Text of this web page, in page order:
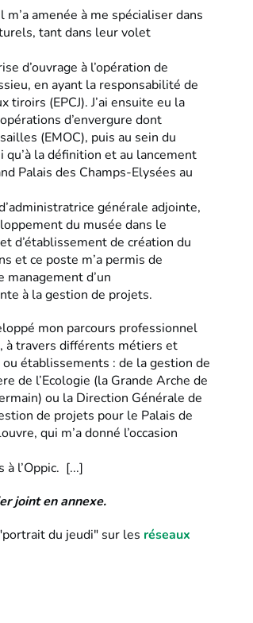
amenée à me spécialiser dans
tant dans leur volet
d’ouvrage à l’opération de
en ayant la responsabilité de
(EPCJ). J’ai ensuite eu la
d’envergure dont
(EMOC), puis au sein du
la définition et au lancement
Palais des Champs-Elysées au
générale adjointe,
du musée dans le
d’établissement de création du
et ce poste m’a permis de
d’un
à la gestion de projets.
mon parcours professionnel
à travers différents métiers et
établissements : de la gestion de
de l’Ecologie (la Grande Arche de
ou la Direction Générale de
de projets pour le Palais de
qui m’a donné l’occasion
à l’Oppic. [...]
joint en annexe.
du jeudi" sur les réseaux